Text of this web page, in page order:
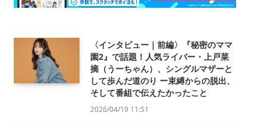
〈インタビュー｜前編〉『秘密のママ
園2』で話題！人気ライバー・上戸菜
摘（うーちゃん）、シングルマザーと
して歩んだ道のり ー束縛からの脱出、
そして番組で伝えたかったこと
2026/04/19 11:51